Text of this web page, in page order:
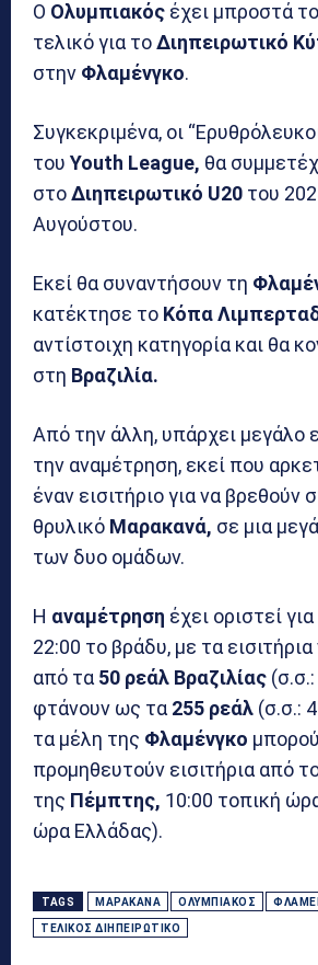
Ο Ολυμπιακός έχει μπροστά
τελικό για τοΔιηπειρωτικό
στην Φλαμένγκο.
Συγκεκριμένα, οι
του Youth League, θα
στοΔιηπειρωτικό U20 του
Αυγούστου.
Εκεί θα συναντήσουν τη
κατέκτησε το Κόπα
αντίστοιχη κατηγορία και θα
στη Βραζιλία.
Από την άλλη, υπάρχει μεγάλο
την αναμέτρηση, εκεί που
έναν εισιτήριο για να βρεθούν
θρυλικό Μαρακανά, σε μια
των δυο ομάδων.
Η αναμέτρηση έχει οριστεί
22:00 το βράδυ, με τα
από τα 50 ρεάλ Βραζιλίας (σ.σ.:
φτάνουν ως τα 255 ρεάλ (σ.σ.:
τα μέλη της Φλαμένγκο
προμηθευτούν εισιτήρια από
της Πέμπτης, 10:00 τοπική
ώρα Ελλάδας).
TAGS ΜΑΡΑΚΑΝΆ ΟΛΥΜΠΙΑΚΌΣ
ΤΕΛΙΚΌΣ ΔΙΗΠΕΙΡΩΤΙΚΌ